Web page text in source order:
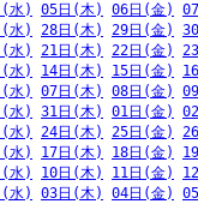
(水) 05日(木) 06日(金)
(水) 28日(木) 29日(金)
(水) 21日(木) 22日(金)
(水) 14日(木) 15日(金)
(水) 07日(木) 08日(金)
(水) 31日(木) 01日(金)
(水) 24日(木) 25日(金)
(水) 17日(木) 18日(金)
(水) 10日(木) 11日(金)
(水) 03日(木) 04日(金)